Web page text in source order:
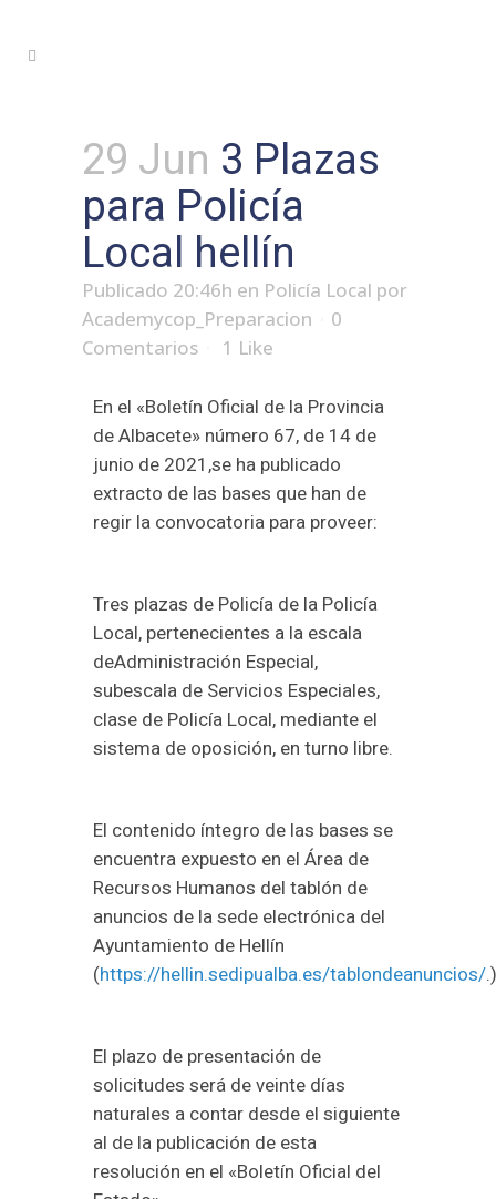
29 Jun 3 Plazas
para Policía
Local hellín
Publicado 20:46h en Policía Local por
Academycop_Preparacion
0
Comentarios
1 Like
En el «Boletín Oficial de la Provincia
de Albacete» número 67, de 14 de
junio de 2021,se ha publicado
extracto de las bases que han de
regir la convocatoria para proveer:
Tres plazas de Policía de la Policía
Local, pertenecientes a la escala
deAdministración Especial,
subescala de Servicios Especiales,
clase de Policía Local, mediante el
sistema de oposición, en turno libre.
El contenido íntegro de las bases se
encuentra expuesto en el Área de
Recursos Humanos del tablón de
anuncios de la sede electrónica del
Ayuntamiento de Hellín
(https://hellin.sedipualba.es/tablondeanuncios/
El plazo de presentación de
solicitudes será de veinte días
naturales a contar desde el siguiente
al de la publicación de esta
resolución en el «Boletín Oficial del